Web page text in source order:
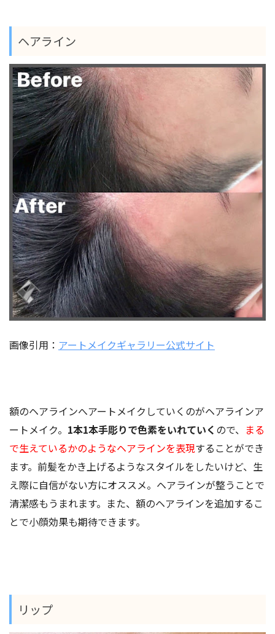
ヘアライン
画像引用： アートメイクギャラリー公式サイト
額のヘアラインへアートメイクしていくのがヘアラインア
ートメイク。 1本1本手彫りで色素をいれていく ので、 まる
で生えているかのようなヘアラインを表現することができ
ます。前髪をかき上げるようなスタイルをしたいけど、生
え際に自信がない方にオススメ。ヘアラインが整うことで
清潔感もうまれます。また、額のヘアラインを追加するこ
とで小顔効果も期待できます。
リップ